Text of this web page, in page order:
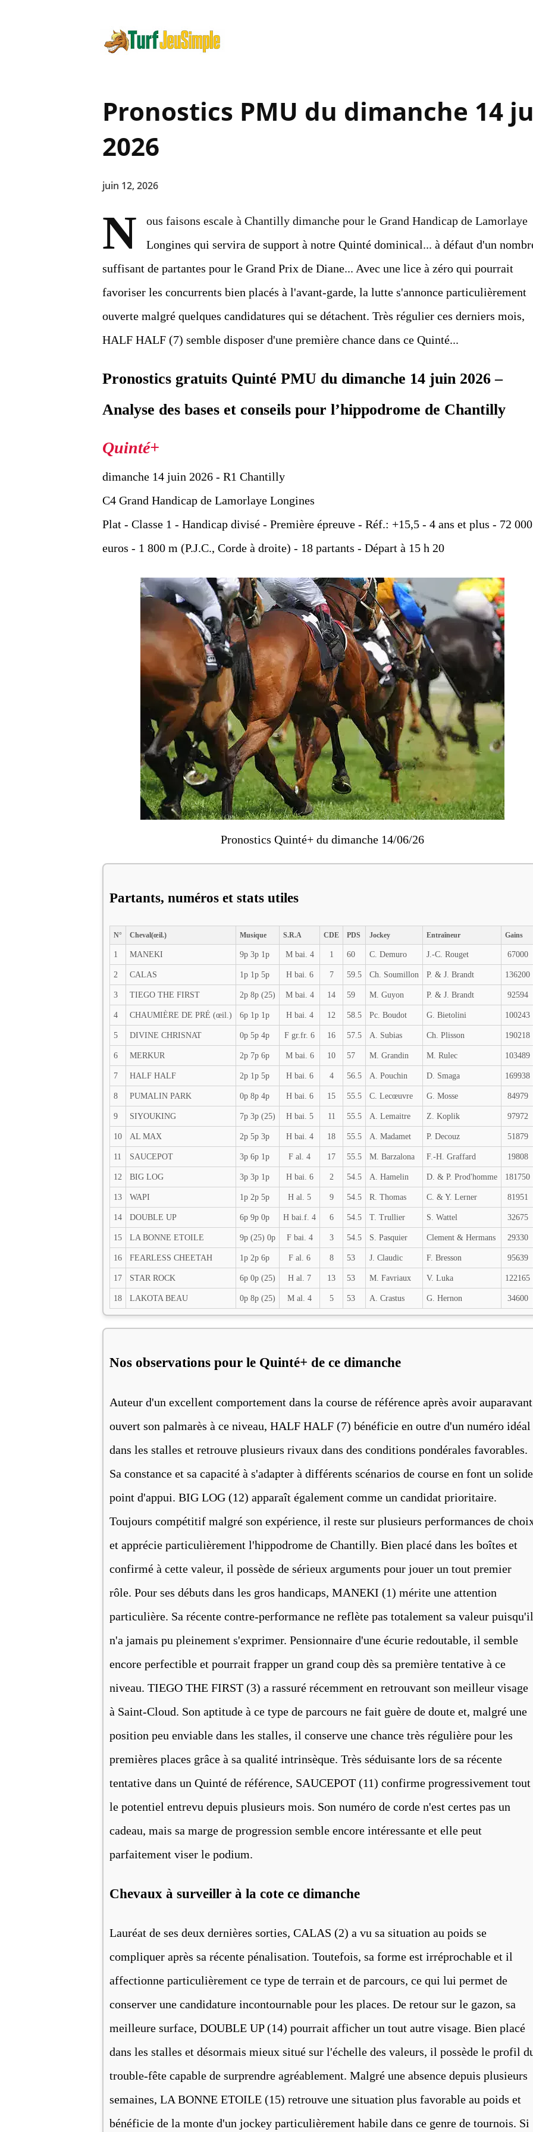
Pronostics PMU du dimanche 14
2026
juin 12, 2026
N
ous faisons escale à Chantilly dimanche pour le Grand Handicap de Lamorlaye
Longines qui servira de support à notre Quinté dominical... à défaut d'un
suffisant de partantes pour le Grand Prix de Diane... Avec une lice à zéro qui pourrait
favoriser les concurrents bien placés à l'avant-garde, la lutte s'annonce particulièrement
ouverte malgré quelques candidatures qui se détachent. Très régulier ces derniers mois,
HALF HALF (7) semble disposer d'une première chance dans ce Quinté...
Pronostics gratuits Quinté PMU du dimanche 14 juin 2026 –
Analyse des bases et conseils pour l’hippodrome de Chantilly
dimanche 14 juin 2026 - R1 Chantilly
C4 Grand Handicap de Lamorlaye Longines
Plat - Classe 1 - Handicap divisé - Première épreuve - Réf.: +15,5 - 4 ans et plus - 72 000
euros - 1 800 m (P.J.C., Corde à droite) - 18 partants - Départ à 15 h 20
Pronostics Quinté+ du dimanche 14/06/26
Partants, numéros et stats utiles
N° Cheval(œil.) Musique S.R.A CDE PDS Jockey Entraîneur Gains
1 MANEKI 9p 3p 1p M bai. 4 1 60 C. Demuro J.-C. Rouget 67000
2 CALAS 1p 1p 5p H bai. 6 7 59.5 Ch. Soumillon P. & J. Brandt 136200
3 TIEGO THE FIRST 2p 8p (25) M bai. 4 14 59 M. Guyon P. & J. Brandt 92594
4 CHAUMIÈRE DE PRÉ (œil.) 6p 1p 1p H bai. 4 12 58.5 Pc. Boudot G. Bietolini 100243
5 DIVINE CHRISNAT 0p 5p 4p F gr.fr. 6 16 57.5 A. Subias Ch. Plisson 190218
6 MERKUR 2p 7p 6p M bai. 6 10 57 M. Grandin M. Rulec 103489
7 HALF HALF 2p 1p 5p H bai. 6 4 56.5 A. Pouchin D. Smaga 169938
8 PUMALIN PARK 0p 8p 4p H bai. 6 15 55.5 C. Lecœuvre G. Mosse 84979
9 SIYOUKING 7p 3p (25) H bai. 5 11 55.5 A. Lemaitre Z. Koplik 97972
10 AL MAX 2p 5p 3p H bai. 4 18 55.5 A. Madamet P. Decouz 51879
11 SAUCEPOT 3p 6p 1p F al. 4 17 55.5 M. Barzalona F.-H. Graffard 19808
12 BIG LOG 3p 3p 1p H bai. 6 2 54.5 A. Hamelin D. & P. Prod'homme 181750
13 WAPI 1p 2p 5p H al. 5 9 54.5 R. Thomas C. & Y. Lerner 81951
14 DOUBLE UP 6p 9p 0p H bai.f. 4 6 54.5 T. Trullier S. Wattel 32675
15 LA BONNE ETOILE 9p (25) 0p F bai. 4 3 54.5 S. Pasquier Clement & Hermans 29330
16 FEARLESS CHEETAH 1p 2p 6p F al. 6 8 53 J. Claudic F. Bresson 95639
17 STAR ROCK 6p 0p (25) H al. 7 13 53 M. Favriaux V. Luka 122165
18 LAKOTA BEAU 0p 8p (25) M al. 4 5 53 A. Crastus G. Hernon 34600
Nos observations pour le Quinté+ de ce dimanche
Auteur d'un excellent comportement dans la course de référence après avoir auparavant
ouvert son palmarès à ce niveau, HALF HALF (7) bénéficie en outre d'un numéro idéal
dans les stalles et retrouve plusieurs rivaux dans des conditions pondérales favorables.
Sa constance et sa capacité à s'adapter à différents scénarios de course en font un solide
point d'appui. BIG LOG (12) apparaît également comme un candidat prioritaire.
Toujours compétitif malgré son expérience, il reste sur plusieurs performances de
et apprécie particulièrement l'hippodrome de Chantilly. Bien placé dans les boîtes et
confirmé à cette valeur, il possède de sérieux arguments pour jouer un tout premier
rôle. Pour ses débuts dans les gros handicaps, MANEKI (1) mérite une attention
particulière. Sa récente contre-performance ne reflète pas totalement sa valeur puisqu'il
n'a jamais pu pleinement s'exprimer. Pensionnaire d'une écurie redoutable, il semble
encore perfectible et pourrait frapper un grand coup dès sa première tentative à ce
niveau. TIEGO THE FIRST (3) a rassuré récemment en retrouvant son meilleur visage
à Saint-Cloud. Son aptitude à ce type de parcours ne fait guère de doute et, malgré une
position peu enviable dans les stalles, il conserve une chance très régulière pour les
premières places grâce à sa qualité intrinsèque. Très séduisante lors de sa récente
tentative dans un Quinté de référence, SAUCEPOT (11) confirme progressivement tout
le potentiel entrevu depuis plusieurs mois. Son numéro de corde n'est certes pas un
cadeau, mais sa marge de progression semble encore intéressante et elle peut
parfaitement viser le podium.
Chevaux à surveiller à la cote ce dimanche
Lauréat de ses deux dernières sorties, CALAS (2) a vu sa situation au poids se
compliquer après sa récente pénalisation. Toutefois, sa forme est irréprochable et il
affectionne particulièrement ce type de terrain et de parcours, ce qui lui permet de
conserver une candidature incontournable pour les places. De retour sur le gazon, sa
meilleure surface, DOUBLE UP (14) pourrait afficher un tout autre visage. Bien placé
dans les stalles et désormais mieux situé sur l'échelle des valeurs, il possède le profil
trouble-fête capable de surprendre agréablement. Malgré une absence depuis plusieurs
semaines, LA BONNE ETOILE (15) retrouve une situation plus favorable au poids et
bénéficie de la monte d'un jockey particulièrement habile dans ce genre de tournois. Si